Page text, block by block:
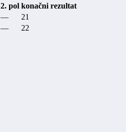
2. pol konačni rezultat
—
21
— 22